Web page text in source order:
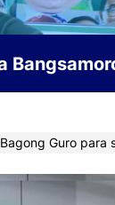
Guro para